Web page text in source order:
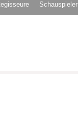
Schauspieler